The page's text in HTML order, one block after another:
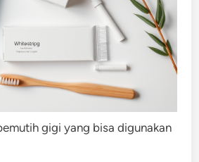
gigi yang bisa digunakan